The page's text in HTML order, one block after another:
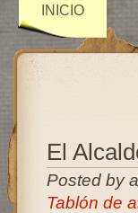
INICIO
El
Posted by
Tablón de